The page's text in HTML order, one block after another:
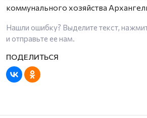
коммунального хозяйства
Нашли ошибку? Выделите текст,
и отправьте ее нам.